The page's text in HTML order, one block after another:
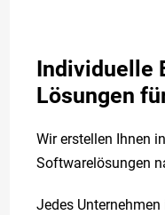
Individuelle
Lösungen
Wir erstellen Ihnen
Softwarelösungen
Jedes